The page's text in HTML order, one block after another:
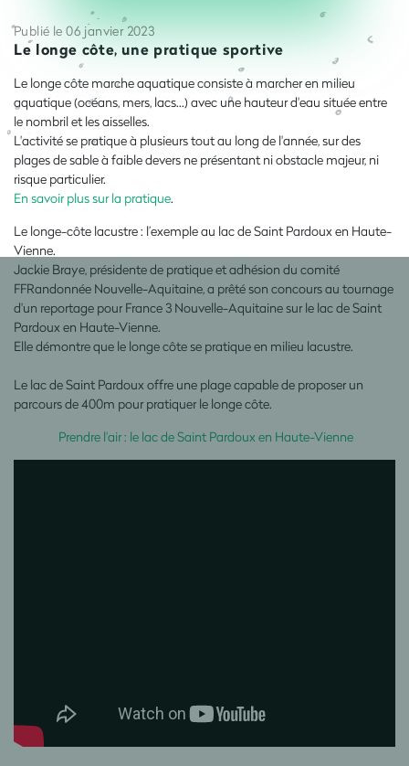
Publié le 06 janvier 2023
Le longe côte, une pratique sportive
Le longe côte marche aquatique consiste à marcher en milieu
aquatique (océans, mers, lacs…) avec une hauteur d'eau située entre
le nombril et les aisselles.
L'activité se pratique à plusieurs tout au long de l'année, sur des
plages de sable à faible devers ne présentant ni obstacle majeur, ni
risque particulier.
En savoir plus sur la pratique.
Le longe-côte lacustre : l’exemple au lac de Saint Pardoux en Haute-
Vienne.
Jackie Braye, présidente de pratique et adhésion du comité
FFRandonnée Nouvelle-Aquitaine, a prêté son concours au tournage
d'un reportage pour France 3 Nouvelle-Aquitaine sur le lac de Saint
Pardoux en Haute-Vienne.
Elle démontre que le longe côte se pratique en milieu lacustre.
Le lac de Saint Pardoux offre une plage capable de proposer un
parcours de 400m pour pratiquer le longe côte.
Prendre l'air : le lac de Saint Pardoux en Haute-Vienne